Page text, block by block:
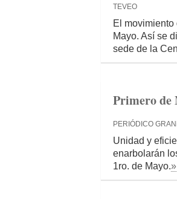
TEVEO
El
Mayo. Así se
sede de la
Primero de
PERIÓDICO
Unidad y
enarbolarán
1ro. de Mayo.»